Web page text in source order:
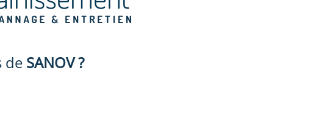
de SANOV ?